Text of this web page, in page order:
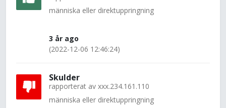
människa eller direktuppringning
3 år ago
(2022-12-06 12:46:24)
Skulder
rapporterat av xxx.234.161.110
människa eller direktuppringning